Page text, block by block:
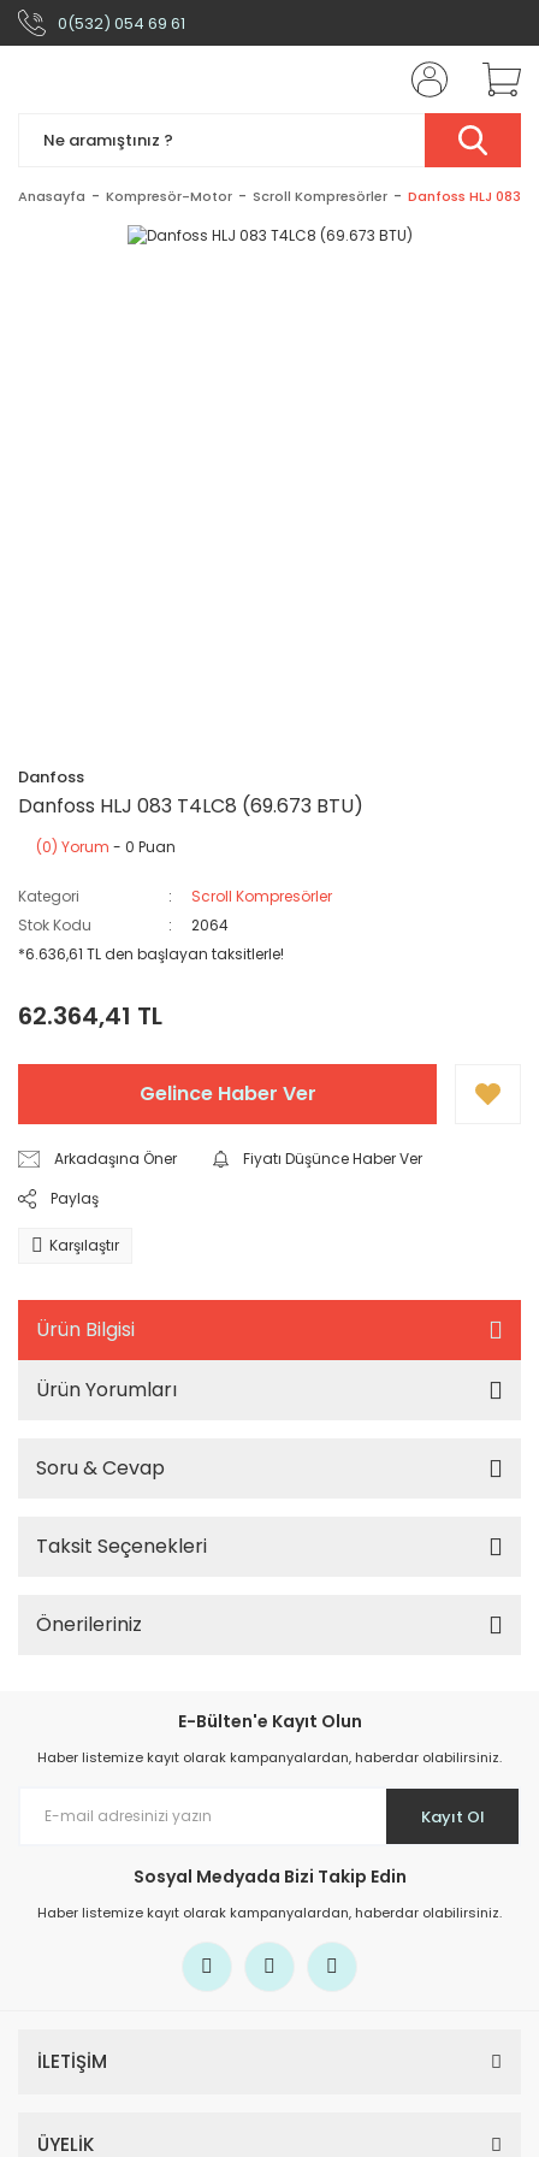
0(532) 054 69 61
Anasayfa Kompresör-Motor Scroll Kompresörler Danfoss HLJ 083
Danfoss
Danfoss HLJ 083 T4LC8 (69.673 BTU)
(0) Yorum - 0 Puan
Kategori
Scroll Kompresörler
Stok Kodu
2064
*6.636,61 TL den başlayan taksitlerle!
62.364,41 TL
Gelince Haber Ver
Arkadaşına Öner
Fiyatı Düşünce Haber Ver
Paylaş
Karşılaştır
Ürün Bilgisi
Ürün Yorumları
Soru & Cevap
Taksit Seçenekleri
Önerileriniz
E-Bülten'e Kayıt Olun
Haber listemize kayıt olarak kampanyalardan, haberdar olabilirsiniz.
Kayıt Ol
Sosyal Medyada Bizi Takip Edin
Haber listemize kayıt olarak kampanyalardan, haberdar olabilirsiniz.
İLETİŞİM
ÜYELİK